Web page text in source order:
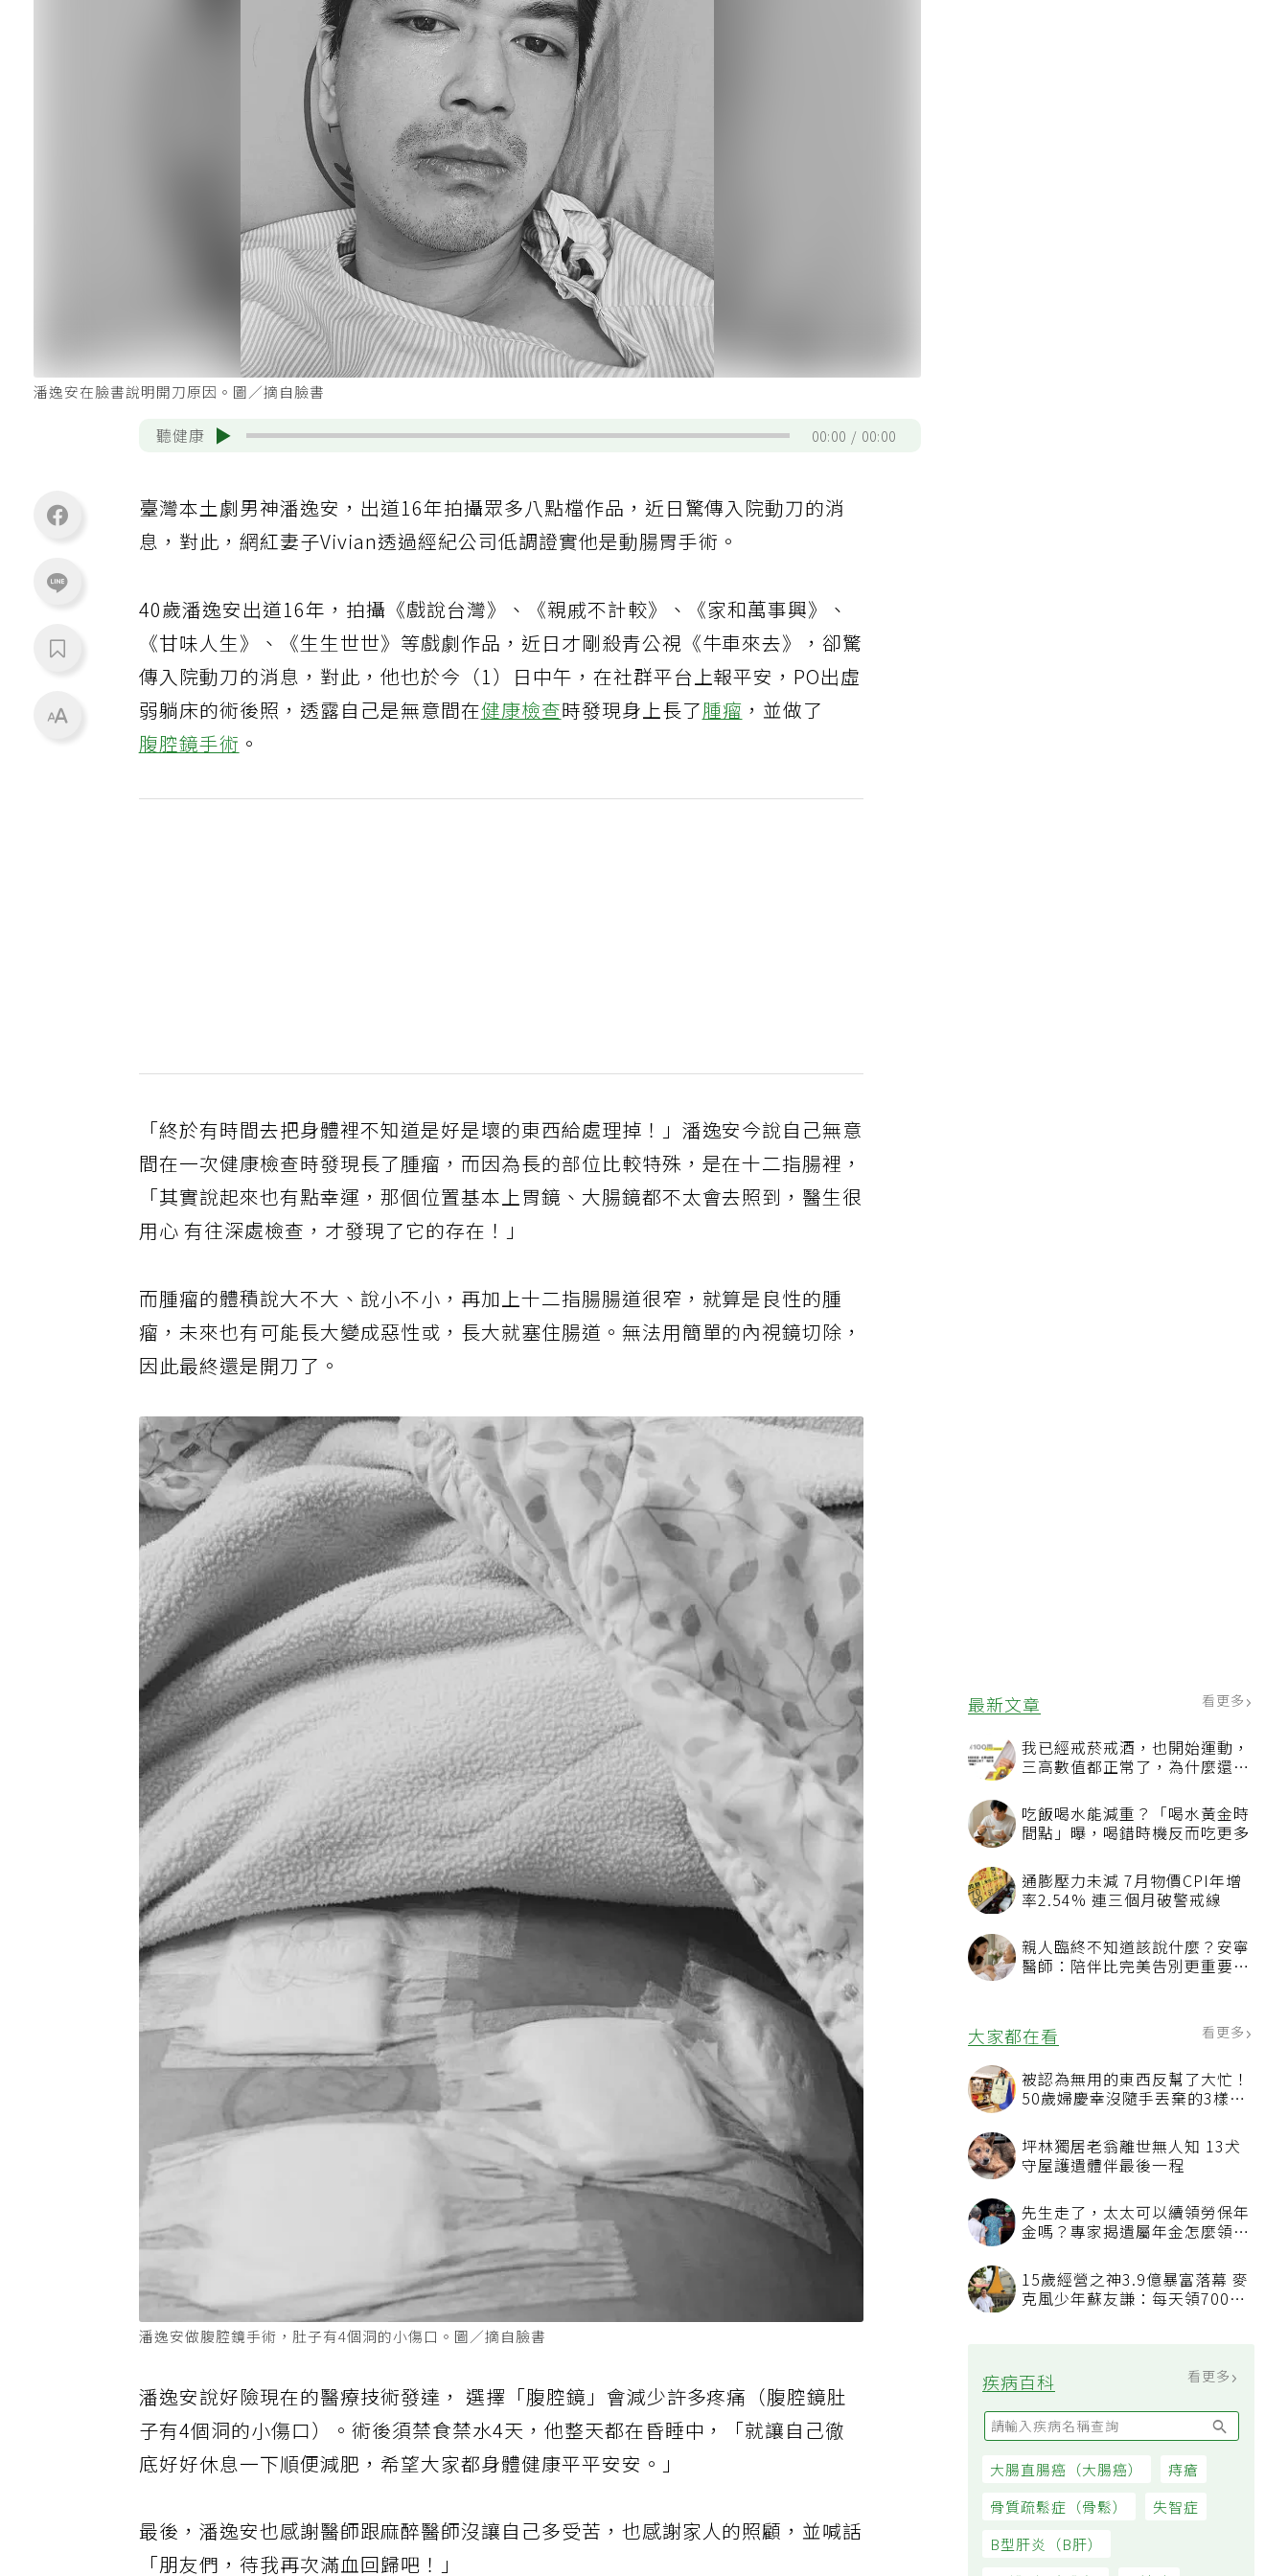
最新文章 看更多
我已經戒菸戒酒，也開始運動，
三高數值都正常了，為什麼還不
吃飯喝水能減重？「喝水黃金時
間點」曝，喝錯時機反而吃更多
通膨壓力未減 7月物價CPI年增
率2.54% 連三個月破警戒線
親人臨終不知道該說什麼？安寧
醫師：陪伴比完美告別更重要，
大家都在看
被認為無用的東西反幫了大忙！
50歲婦慶幸沒隨手丟棄的3樣物
坪林獨居老翁離世無人知 13犬
守屋護遺體伴最後一程
先生走了，太太可以續領勞保年
看順位還要看資格
15歲經營之神3.9億暴富落幕 麥
疾病百科
潘逸安在臉書說明開刀原因。圖／摘自臉書
聽健康 00:00 00:00
臺灣本土劇男神潘逸安，出道16年拍攝眾多八點檔作品，近日驚傳入院動刀的消
息，對此，網紅妻子Vivian透過經紀公司低調證實他是動腸胃手術。
40歲潘逸安出道16年，拍攝《戲說台灣》、《親戚不計較》、《家和萬事興》、
《甘味人生》、《生生世世》等戲劇作品，近日才剛殺青公視《牛車來去》，卻驚
傳入院動刀的消息，對此，他也於今（1）日中午，在社群平台上報平安，PO出虛
弱躺床的術後照，透露自己是無意間在健康檢查時發現身上長了腫瘤 ，並做了
腹腔鏡手術 。
「終於有時間去把身體裡不知道是好是壞的東西給處理掉！」潘逸安今說自己無意
間在一次健康檢查時發現長了腫瘤，而因為長的部位比較特殊，是在十二指腸裡，
「其實說起來也有點幸運，那個位置基本上胃鏡、大腸鏡都不太會去照到，醫生很
用心 有往深處檢查，才發現了它的存在！」
而腫瘤的體積說大不大、說小不小，再加上十二指腸腸道很窄，就算是良性的腫
瘤，未來也有可能長大變成惡性或，長大就塞住腸道。無法用簡單的內視鏡切除，
因此最終還是開刀了。
潘逸安說好險現在的醫療技術發達， 選擇「腹腔鏡」會減少許多疼痛（腹腔鏡肚
子有4個洞的小傷口）。術後須禁食禁水4天，他整天都在昏睡中，「就讓自己徹
底好好休息一下順便減肥，希望大家都身體健康平平安安。」
最後，潘逸安也感謝醫師跟麻醉醫師沒讓自己多受苦，也感謝家人的照顧，並喊話